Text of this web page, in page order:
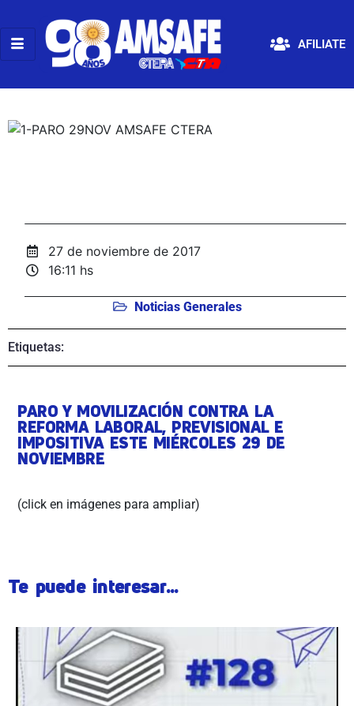
AFILIATE
27 de noviembre de 2017
16:11 hs
Noticias Generales
Etiquetas:
PARO Y MOVILIZACIÓN CONTRA LA
REFORMA LABORAL, PREVISIONAL E
IMPOSITIVA ESTE MIÉRCOLES 29 DE
NOVIEMBRE
(click en imágenes para ampliar)
Te puede interesar...